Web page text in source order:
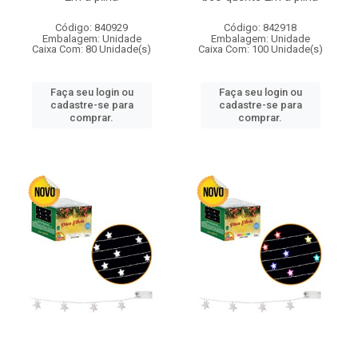
Código: 840929
Embalagem: Unidade
Caixa Com: 80 Unidade(s)
Faça seu login ou
cadastre-se para
comprar.
Código: 842918
Embalagem: Unidade
Caixa Com: 100 Unidade(s)
Faça seu login ou
cadastre-se para
comprar.